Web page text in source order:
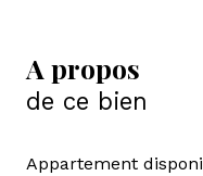
A propos
de ce bien
Appartement